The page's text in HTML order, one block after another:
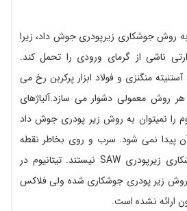
روش جوشکاری زیرپودری جوش داد، زیرا
ناشی از گرمای ورودی را تحمل کند.
منگنزی و فولاد ابزار پرکربن رخ می
هر روش معمولی دشوار می سازد.آلیاژهای
را نمیتوان به روش زیر پودری جوش داد
پیدا نمی شود. سرب و روی بخاطر نقطه
ذوب پایین ، مناسب جوشکاری زیرپودری SAW نیستند. تیتانیوم در
روش زیر پودری جوشکاری شده ولی فلاکس
ارائه نشده است.